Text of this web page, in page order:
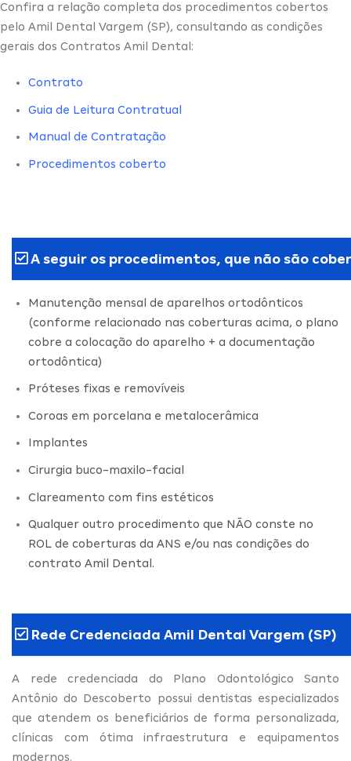
Confira a relação completa dos procedimentos cobertos
pelo Amil Dental Vargem (SP), consultando as condições
gerais dos Contratos Amil Dental:
Contrato
Guia de Leitura Contratual
Manual de Contratação
Procedimentos coberto
A seguir os procedimentos, que não são
Manutenção mensal de aparelhos ortodônticos
(conforme relacionado nas coberturas acima, o plano
cobre a colocação do aparelho + a documentação
ortodôntica)
Próteses fixas e removíveis
Coroas em porcelana e metalocerâmica
Implantes
Cirurgia buco-maxilo-facial
Clareamento com fins estéticos
Qualquer outro procedimento que NÃO conste no
ROL de coberturas da ANS e/ou nas condições do
contrato Amil Dental.
Rede Credenciada Amil Dental Vargem (SP)
A rede credenciada do Plano Odontológico Santo
Antônio do Descoberto possui dentistas especializados
que atendem os beneficiários de forma personalizada,
clínicas com ótima infraestrutura e equipamentos
modernos.